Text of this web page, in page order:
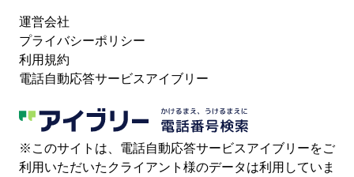
運営会社
プライバシーポリシー
利用規約
電話自動応答サービスアイブリー
※このサイトは、電話自動応答サービスアイブリーをご
利用いただいたクライアント様のデータは利用していま